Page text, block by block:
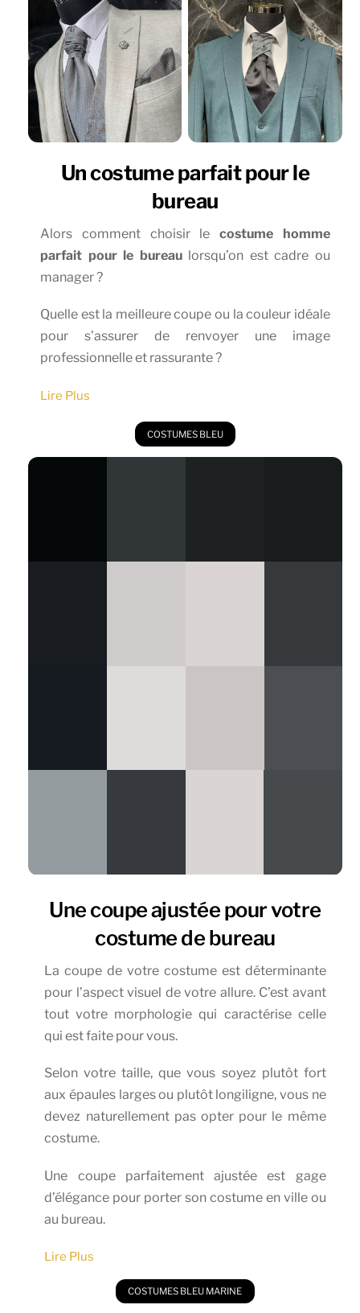
Un costume parfait pour le
bureau
Alors comment choisir le costume homme
parfait pour le bureaulorsqu’on est cadre ou
manager ?
Quelle est la meilleure coupe ou la couleur idéale
pour s’assurer de renvoyer une image
professionnelle et rassurante ?
COSTUMES BLEU
Une coupe ajustée pour votre
costume de bureau
La coupe de votre costume est déterminante
pour l’aspect visuel de votre allure. C’est avant
tout votre morphologie qui caractérise celle
qui est faite pour vous.
Selon votre taille, que vous soyez plutôt fort
aux épaules larges ou plutôt longiligne, vous ne
devez naturellement pas opter pour le même
costume.
Une coupe parfaitement ajustée est gage
d’élégance pour porter son costume en ville ou
au bureau.
COSTUMES BLEU MARINE